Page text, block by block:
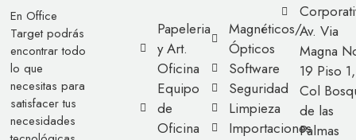
En Office
Target podrás
encontrar todo
lo que
necesitas para
satisfacer tus
necesidades
Papeleria
y Art.
Oficina
Equipo
de
Oficina
Magnéticos/
Ópticos
Software
Seguridad
Limpieza
Importaciones
Av. Via
Magna
19 Piso 1,
Col
de las
Palmas